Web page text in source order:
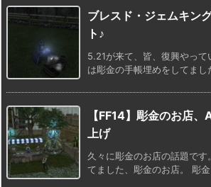
ブレスド・ジェムキン
ト♪
5.21が来て、皆、復興やっ
は彫金の手帳埋めをしてまし
【FF14】彫金のお店
上げ
久々に彫金のお店の話題です
てました、彫金のお店。 彫